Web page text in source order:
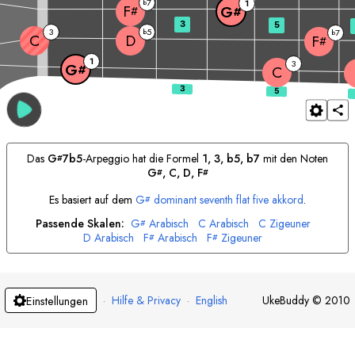
G# 1
C 3
C 3 D b5 F#
b7
F# G# 1
3 5
Das G#7b5-Arpeggio hat die Formel 1, 3, b5, b7 mit den Noten
G#, C, D, F#
Es basiert auf dem G# dominant seventh flat five akkord.
Passende Skalen: G# Arabisch C Arabisch C Zigeuner
D Arabisch F# Arabisch F# Zigeuner
Einstellungen · Hilfe & Privacy · English UkeBuddy © 2010